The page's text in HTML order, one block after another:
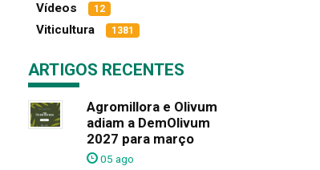
Vídeos 12
Viticultura 1381
ARTIGOS RECENTES
Agromillora e Olivum
adiam a DemOlivum
2027 para março
05 ago